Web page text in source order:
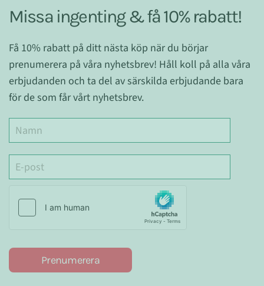
Missa ingenting & få 10% rabatt!
Få 10% rabatt på ditt nästa köp när du börjar
prenumerera på våra nyhetsbrev! Håll koll på alla våra
erbjudanden och ta del av särskilda erbjudande bara
för de som får vårt nyhetsbrev.
Prenumerera